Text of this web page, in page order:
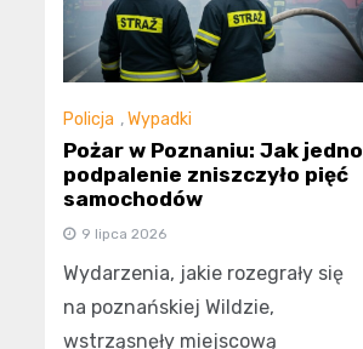
Policja ,Wypadki
Pożar w Poznaniu: Jak jedno
podpalenie zniszczyło pięć
samochodów
9 lipca 2026
Wydarzenia, jakie rozegrały się
na poznańskiej Wildzie,
wstrząsnęły miejscową